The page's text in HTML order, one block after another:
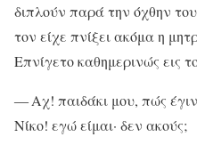
διπλούν παρά την όχθην
τον είχε πνίξει ακόμα η
Επνίγετο καθημερινώς εις
― Αχ! παιδάκι μου, πώς
Νίκο! εγώ είμαι· δεν ακούς;